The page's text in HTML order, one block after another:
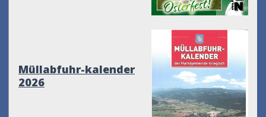
Müllabfuhr-kalender
2026